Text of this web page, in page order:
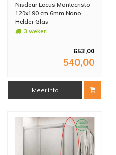
Nisdeur Lacus Montecristo
120x190 cm 6mm Nano
Helder Glas
3 weken
653,00
540,00
Meer info